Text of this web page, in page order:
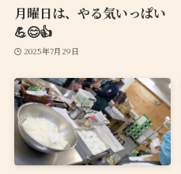
月曜日は、やる気いっぱい
💪😊👍
2025年7月29日